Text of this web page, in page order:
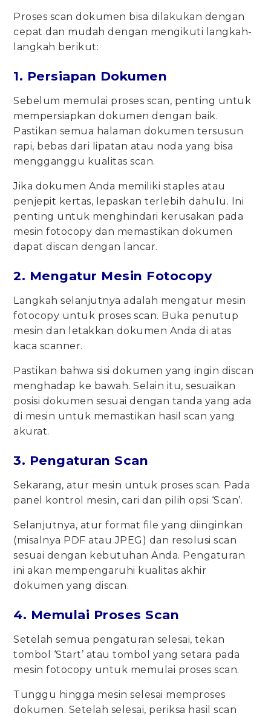
Proses scan dokumen bisa dilakukan dengan
cepat dan mudah dengan mengikuti langkah-
langkah berikut:
1. Persiapan Dokumen
Sebelum memulai proses scan, penting untuk
mempersiapkan dokumen dengan baik.
Pastikan semua halaman dokumen tersusun
rapi, bebas dari lipatan atau noda yang bisa
mengganggu kualitas scan.
Jika dokumen Anda memiliki staples atau
penjepit kertas, lepaskan terlebih dahulu. Ini
penting untuk menghindari kerusakan pada
mesin fotocopy dan memastikan dokumen
dapat discan dengan lancar.
2. Mengatur Mesin Fotocopy
Langkah selanjutnya adalah mengatur mesin
fotocopy untuk proses scan. Buka penutup
mesin dan letakkan dokumen Anda di atas
kaca scanner.
Pastikan bahwa sisi dokumen yang ingin discan
menghadap ke bawah. Selain itu, sesuaikan
posisi dokumen sesuai dengan tanda yang ada
di mesin untuk memastikan hasil scan yang
akurat.
3. Pengaturan Scan
Sekarang, atur mesin untuk proses scan. Pada
panel kontrol mesin, cari dan pilih opsi ‘Scan’.
Selanjutnya, atur format file yang diinginkan
(misalnya PDF atau JPEG) dan resolusi scan
sesuai dengan kebutuhan Anda. Pengaturan
ini akan mempengaruhi kualitas akhir
dokumen yang discan.
4. Memulai Proses Scan
Setelah semua pengaturan selesai, tekan
tombol ‘Start’ atau tombol yang setara pada
mesin fotocopy untuk memulai proses scan.
Tunggu hingga mesin selesai memproses
dokumen. Setelah selesai, periksa hasil scan